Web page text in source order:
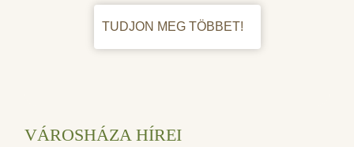
TUDJON MEG TÖBBET!
VÁROSHÁZA HÍREI